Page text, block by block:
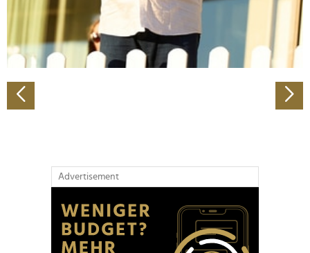
personalisieren, Funktionen für soziale Medien anbieten
zu können und die Zugriffe auf unsere Website zu
analysieren. Außerdem geben wir Informationen zu Ihrer
Verwendung unserer Website an unsere Partner für
Partner führen diese Informationen möglicherweise mit
weiteren Daten zusammen, die Sie ihnen bereitgestellt
Advertisement